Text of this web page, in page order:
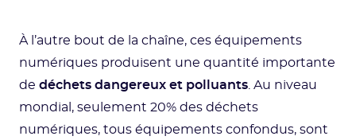
À l’autre bout de la chaîne, ces équipements
numériques produisent une quantité importante
de déchets dangereux et polluants . Au niveau
mondial, seulement 20% des déchets
numériques, tous équipements confondus, sont